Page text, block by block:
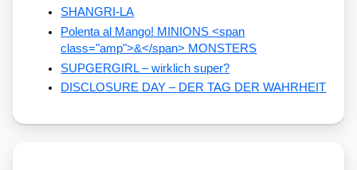
SHANGRI-LA
Polenta al Mango! MINIONS <span
class="amp">&</span> MONSTERS
SUPGERGIRL – wirklich super?
DISCLOSURE DAY – DER TAG DER WAHRHEIT